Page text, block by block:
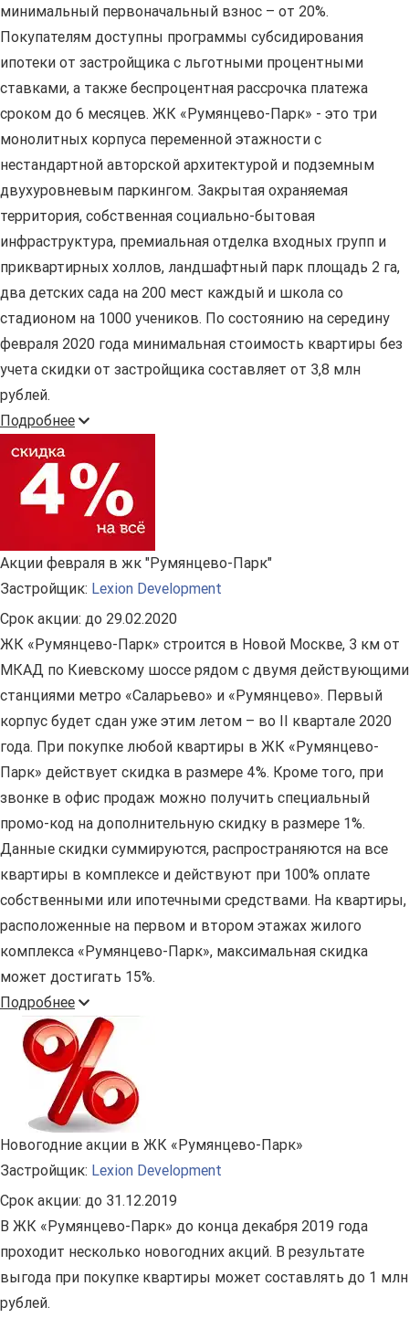
минимальный первоначальный взнос – от 20%.
Покупателям доступны программы субсидирования
ипотеки от застройщика с льготными процентными
ставками, а также беспроцентная рассрочка платежа
сроком до 6 месяцев. ЖК «Румянцево-Парк» - это три
монолитных корпуса переменной этажности с
нестандартной авторской архитектурой и подземным
двухуровневым паркингом. Закрытая охраняемая
территория, собственная социально-бытовая
инфраструктура, премиальная отделка входных групп и
приквартирных холлов, ландшафтный парк площадь 2 га,
два детских сада на 200 мест каждый и школа со
стадионом на 1000 учеников. По состоянию на середину
февраля 2020 года минимальная стоимость квартиры без
учета скидки от застройщика составляет от 3,8 млн
рублей.
Подробнее
Акции февраля в жк "Румянцево-Парк"
Застройщик: Lexion Development
Срок акции: до 29.02.2020
ЖК «Румянцево-Парк» строится в Новой Москве, 3 км от
МКАД по Киевскому шоссе рядом с двумя действующими
станциями метро «Саларьево» и «Румянцево». Первый
корпус будет сдан уже этим летом – во II квартале 2020
года. При покупке любой квартиры в ЖК «Румянцево-
Парк» действует скидка в размере 4%. Кроме того, при
звонке в офис продаж можно получить специальный
промо-код на дополнительную скидку в размере 1%.
Данные скидки суммируются, распространяются на все
квартиры в комплексе и действуют при 100% оплате
собственными или ипотечными средствами. На квартиры,
расположенные на первом и втором этажах жилого
комплекса «Румянцево-Парк», максимальная скидка
может достигать 15%.
Подробнее
Новогодние акции в ЖК «Румянцево-Парк»
Застройщик: Lexion Development
Срок акции: до 31.12.2019
В ЖК «Румянцево-Парк» до конца декабря 2019 года
проходит несколько новогодних акций. В результате
выгода при покупке квартиры может составлять до 1 млн
рублей.